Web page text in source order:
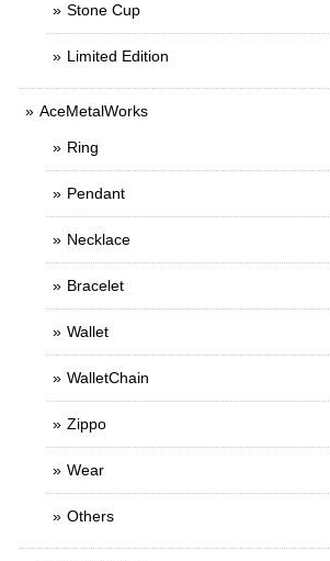
Stone Cup
Limited Edition
AceMetalWorks
Ring
Pendant
Necklace
Bracelet
Wallet
WalletChain
Zippo
Wear
Others